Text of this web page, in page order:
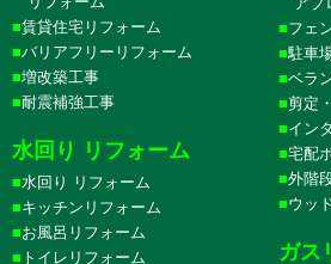
賃貸住宅リフォーム
バリアフリーリフォーム
増改築工事
耐震補強工事
水回り リフォーム
水回り リフォーム
キッチンリフォーム
お風呂リフォーム
トイレリフォーム
フェ
駐車
ベラ
剪定
イン
宅配
外階
ウッ
ガス